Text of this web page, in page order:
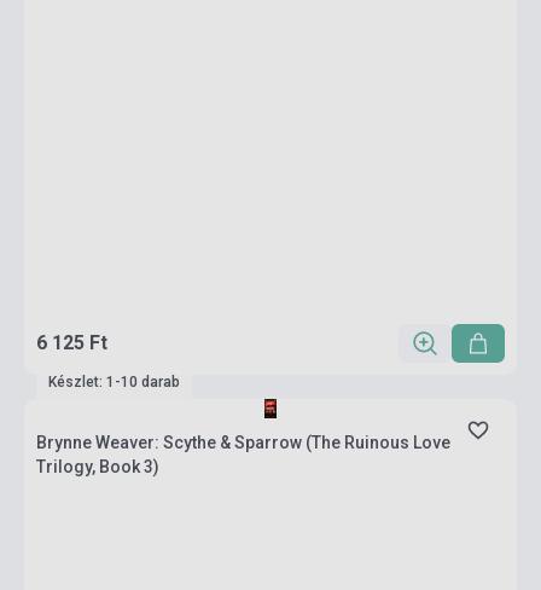
6 125 Ft
Készlet: 1-10 darab
Brynne Weaver: Scythe & Sparrow (The Ruinous Love
Trilogy, Book 3)